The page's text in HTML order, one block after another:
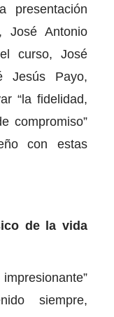
presentación
José Antonio
curso, José
Jesús Payo,
“la fidelidad,
compromiso”
con estas
de la vida
siempre,